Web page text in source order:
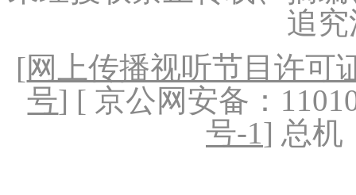
追
[网上传播视听节目许可
号] [ 京公网安备：
号-1] 总机